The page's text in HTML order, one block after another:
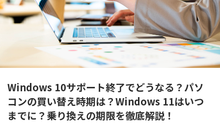
Windows 10サポート終了でどうなる？パソ
コンの買い替え時期は？Windows 11はいつ
までに？乗り換えの期限を徹底解説！